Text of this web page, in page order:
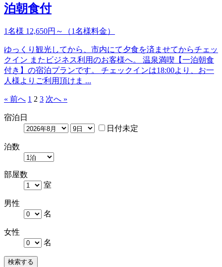
泊朝食付
1名様 12,650円～（1名様料金）
ゆっくり観光してから、市内にて夕食を済ませてからチェッ
クイン またビジネス利用のお客様へ。 温泉満喫【一泊朝食
付き】の宿泊プランです。 チェックインは18:00より、お一
人様よりご利用頂けま ...
« 前へ 1 2 3 次へ »
宿泊日
日付未定
泊数
部屋数
室
男性
名
女性
名
検索する